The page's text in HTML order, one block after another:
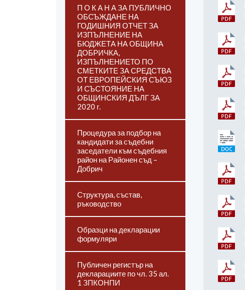
П О К А Н А ЗА ПУБЛИЧНО
ОБСЪЖДАНЕ НА
ГОДИШНИЯ ОТЧЕТ ЗА
ИЗПЪЛНЕНИЕ НА
БЮДЖЕТА НА ОБЩИНА
ДОБРИЧКА,
ИЗПЪЛНЕНИЕТО ПО
СМЕТКИТЕ ЗА СРЕДСТВА
ОТ ЕВРОПЕЙСКИЯ СЪЮЗ
И СЪСТОЯНИЕ НА
ОБЩИНСКИЯ ДЪЛГ ЗА
2020 г.
Процедура за подбор на
кандидати за съдебни
заседатели към съдебния
район на Районен съд –
Добрич
Структура, състав,
ръководство
Образци на декларации
формуляри
Публичен регистър на
декларациите по чл. 35 ал.
1 ЗПКОНПИ